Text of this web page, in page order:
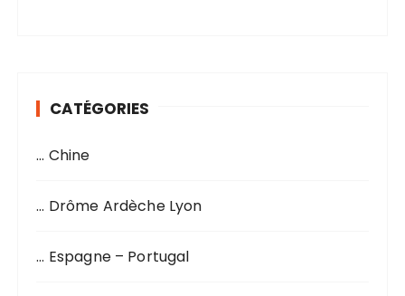
CATÉGORIES
… Chine
… Drôme Ardèche Lyon
… Espagne – Portugal